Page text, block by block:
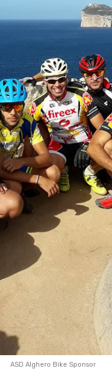
ASD Alghero Bike Sponsor